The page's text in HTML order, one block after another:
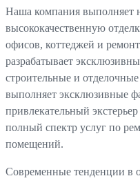
Наша компания выполняет
высококачественную
офисов, коттеджей и
разрабатывает
строительные и
выполняет эксклюзивные
привлекательный
полный спектр услуг по
помещений.
Современные тенденции в